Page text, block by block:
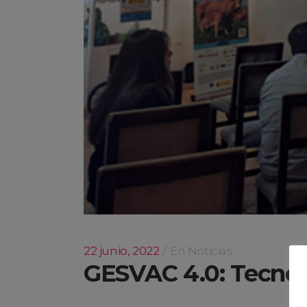
22 junio, 2022 En Noticias
GESVAC 4.0: